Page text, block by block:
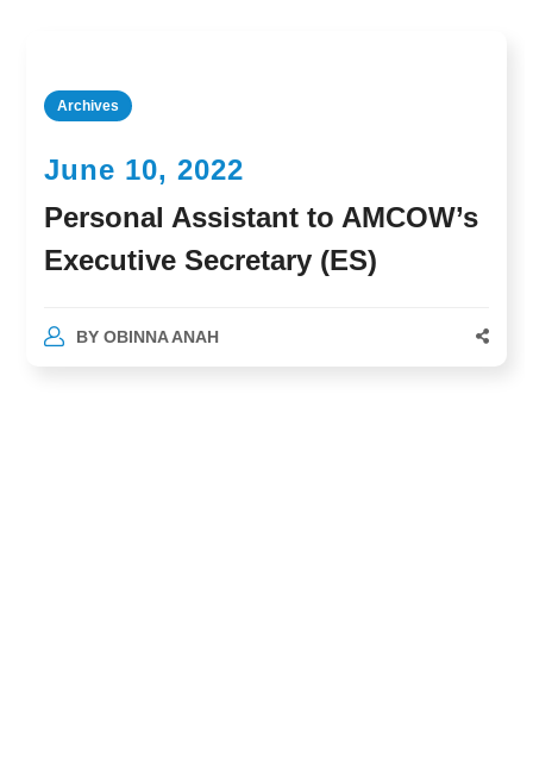
Archives
June 10, 2022
Personal Assistant to AMCOW’s
Executive Secretary (ES)
BY OBINNA ANAH